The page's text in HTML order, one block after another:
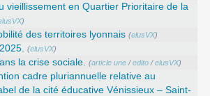
vieillissement en Quartier Prioritaire de la
)
des territoires lyonnais (elusVX)
(elusVX)
la crise sociale. (article une /edito /elusVX)
cadre pluriannuelle relative au
de la cité éducative Vénissieux – Saint-